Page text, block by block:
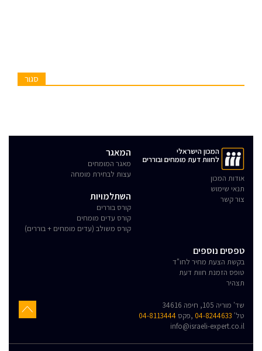
סגור
המכון הישראלי
לחוות דעת מומחים ובוררים
אודות המכון
תנאי שימוש
צור קשר
המאגר
מאגר המומחים
עצות לבחירת מומחה
השתלמויות
קורס בוררים
קורס עדים מומחים
קורס משולב (עדים מומחים + בוררים)
טפסים נוספים
בקשת הצעת מחיר לחו"ד
טופס הזמנת חוות דעת
תצהיר
שד' מוריה 105, חיפה 34616
טל' 04-8244633 ,פקס 04-8113444
info@israeli-expert.co.il